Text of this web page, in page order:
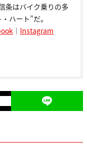
条はバイク乗りの多
ハート”だ。
｜ Instagram